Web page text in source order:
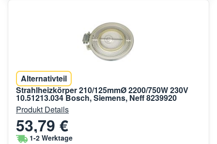
Alternativteil
Strahlheizkörper 210/125mmØ 2200/750W 230V
10.51213.034 Bosch, Siemens, Neff 8239920
Produkt Details
53,79 €
1-2 Werktage